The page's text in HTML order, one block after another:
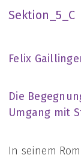
Sektion_5_C
Felix
Die
Umgang mit
In seinem